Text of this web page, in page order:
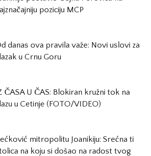
poziciju MCP
danas ova pravila važe: Novi uslovi za
u Crnu Goru
ČASA U ČAS: Blokiran kružni tok na
u Cetinje (FOTO/VIDEO)
mitropolitu Joanikiju: Srećna ti
na koju si došao na radost tvog